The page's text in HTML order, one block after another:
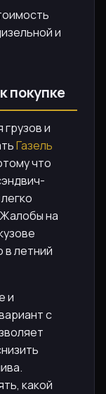
и
покупке
и
Газель
что
на
в летний
и
с
какой